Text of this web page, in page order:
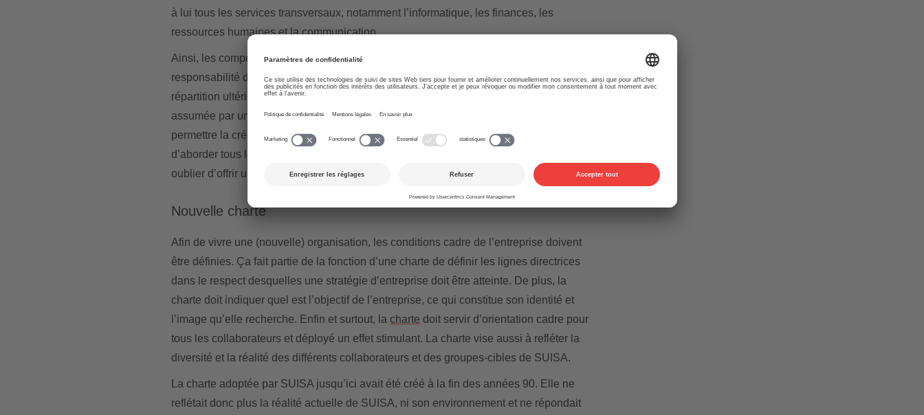
à lui tous les services transversaux, notamment l’informatique, les finances, les
ressources humaines et la communication.
Ainsi, les compétences sont mieux regroupées au niveau de la direction. La
responsabilité de l’octroi des licences pour les différentes utilisations de musique et la
répartition ultérieure des redevances de droits d’auteur y afférant est désormais
assumée par une seule personne. Cela devrait éviter des interfaces coûteuses et
permettre la création de processus rationalisés. Notre objectif est, et demeure celui
d’aborder tous les développements futurs dans l’intérêt de nos membres, sans jamais
oublier d’offrir un service efficace et de haute qualité.
Nouvelle charte
Afin de vivre une (nouvelle) organisation, les conditions cadre de l’entreprise doivent
être définies. Ça fait partie de la fonction d’une charte de définir les lignes directrices
dans le respect desquelles une stratégie d’entreprise doit être atteinte. De plus, la
charte doit indiquer quel est l’objectif de l’entreprise, ce qui constitue son identité et
l’image qu’elle recherche. Enfin et surtout, la charte doit servir d’orientation cadre pour
tous les collaborateurs et déployé un effet stimulant. La charte vise aussi à refléter la
diversité et la réalité des différents collaborateurs et des groupes-cibles de SUISA.
La charte adoptée par SUISA jusqu’ici avait été créé à la fin des années 90. Elle ne
reflétait donc plus la réalité actuelle de SUISA, ni son environnement et ne répondait